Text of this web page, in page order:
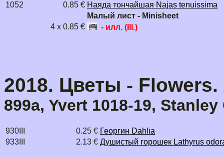
1052 0.85 € Наяда тончайшая Najas tenuissima
Малый лист - Minisheet
4 x 0.85 €
- илл. (Ill.)
2018. Цветы - Flowers.
899a, Yvert 1018-19,
930III 0.25 € Георгин Dahlia
933III
2.13 € Душистый горошек Lathyrus